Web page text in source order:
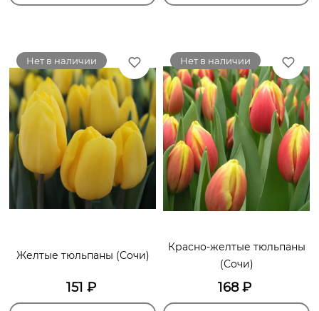
Нет в наличии
Желтые тюльпаны (Сочи)
151 ₽
Нет в наличии
Красно-желтые тюльпаны
(Сочи)
168₽